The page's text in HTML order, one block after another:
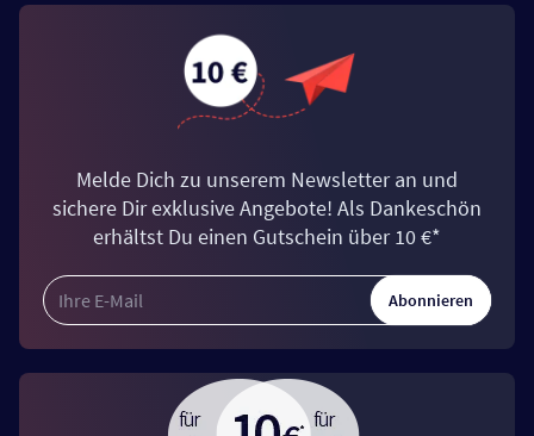
Melde Dich zu unserem Newsletter an und
sichere Dir exklusive Angebote! Als Dankeschön
erhältst Du einen Gutschein über 10 €*
Abonnieren